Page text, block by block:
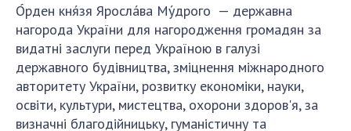
Ради, комітети та комісії
Наукові центри МОН та НАН України
Громадські організації
О́рден кня́зя Яросла́ва Му́дрого — державна
нагорода України для нагородження громадян за
видатні заслуги перед Україною в галузі
державного будівництва, зміцнення міжнародного
авторитету України, розвитку економіки, науки,
освіти, культури, мистецтва, охорони здоров'я, за
визначні благодійницьку, гуманістичну та